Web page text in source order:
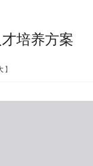
培养方案
】